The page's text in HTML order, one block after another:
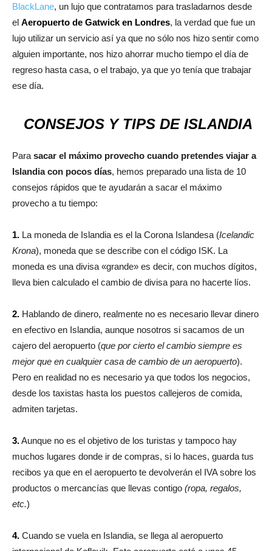
BlackLane, un lujo que contratamos para trasladarnos desde
el Aeropuerto de Gatwick en Londres, la verdad que fue un
lujo utilizar un servicio así ya que no sólo nos hizo sentir como
alguien importante, nos hizo ahorrar mucho tiempo el día de
regreso hasta casa, o el trabajo, ya que yo tenía que trabajar
ese día.
CONSEJOS Y TIPS DE ISLANDIA
Para sacar el máximo provecho cuando pretendes viajar a
Islandia con pocos días, hemos preparado una lista de 10
consejos rápidos que te ayudarán a sacar el máximo
provecho a tu tiempo:
1. La moneda de Islandia es el la Corona Islandesa (Icelandic
Krona), moneda que se describe con el código ISK. La
moneda es una divisa «grande» es decir, con muchos dígitos,
lleva bien calculado el cambio de divisa para no hacerte líos.
2. Hablando de dinero, realmente no es necesario llevar dinero
en efectivo en Islandia, aunque nosotros si sacamos de un
cajero del aeropuerto (que por cierto el cambio siempre es
mejor que en cualquier casa de cambio de un aeropuerto).
Pero en realidad no es necesario ya que todos los negocios,
desde los taxistas hasta los puestos callejeros de comida,
admiten tarjetas.
3.Aunque no es el objetivo de los turistas y tampoco hay
muchos lugares donde ir de compras, si lo haces, guarda tus
recibos ya que en el aeropuerto te devolverán el IVA sobre los
productos o mercancías que llevas contigo (ropa, regalos,
etc.)
4. Cuando se vuela en Islandia, se llega al aeropuerto